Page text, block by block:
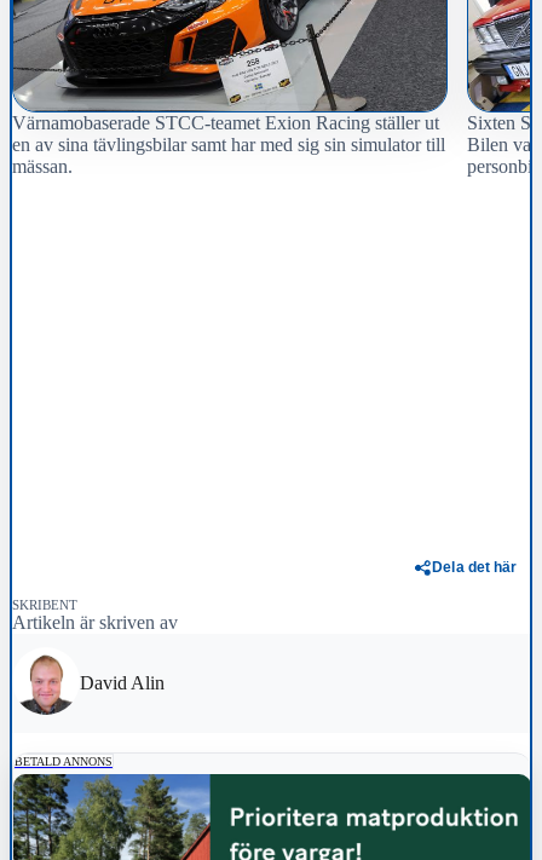
Värnamobaserade STCC-teamet Exion Racing ställer ut
en av sina tävlingsbilar samt har med sig sin simulator till
mässan.
Sixten
Bilen var
personbil.
Dela det här
SKRIBENT
Artikeln är skriven av
David Alin
BETALD ANNONS